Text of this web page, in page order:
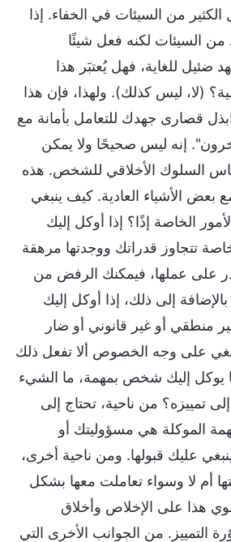
من السيئات في الخفاء. إذا
من السيئات لكنه فعل شيئًا
ضئيل للغاية، فهل يُعتبَر هذا
(لا، ليس كذلك). ولهذا، فإن هذا
قصارى جهدك للتعامل بأمانة مع
إنه ليس صحيحًا ولا يمكن
السلوك الأخلاقي للشخص. هذه
بعض الأشياء العادية. كيف ينبغي
الخاصة إذًا؟ إذا أوكل إليك
تتجاوز قدراتك ووجدتها مرهقة
على عملها، فيمكنك الرفض من
إلى ذلك، إذا أوكل إليك
أو غير قانوني أو ضار
على وجه الخصوص ألا تفعل ذلك
يوكل إليك شخص بمهمة، ما الشيء
تمييزه؟ من ناحية، تحتاج إلى
الموكلة هي مسؤوليتك أو
عليك قبولها. ومن ناحية أخرى،
أم لا وسواء تعاملت معها بشكل
هذا على الإخلاص وأخلاق
من الجوانب الأخرى التي